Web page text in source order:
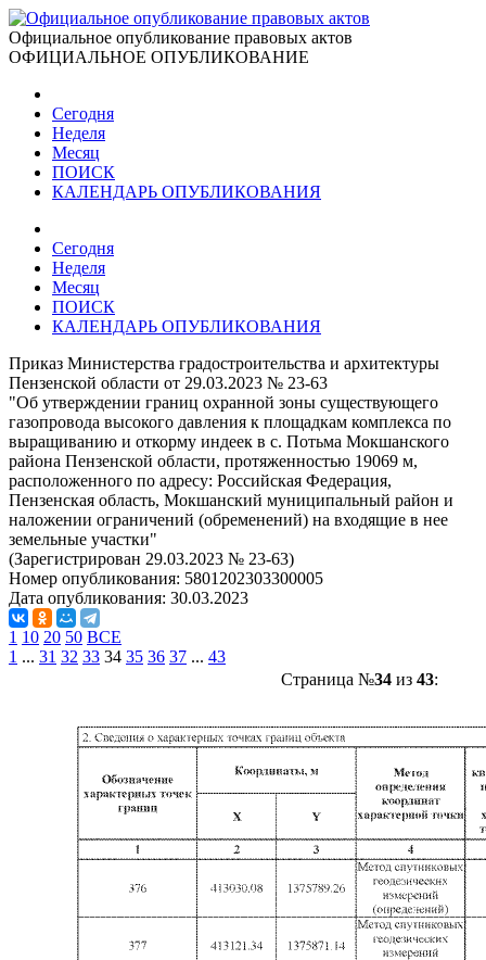
Официальное опубликование правовых актов
ОФИЦИАЛЬНОЕ ОПУБЛИКОВАНИЕ
Сегодня
Неделя
Месяц
ПОИСК
КАЛЕНДАРЬ ОПУБЛИКОВАНИЯ
Сегодня
Неделя
Месяц
ПОИСК
КАЛЕНДАРЬ ОПУБЛИКОВАНИЯ
Приказ Министерства градостроительства и архитектуры
Пензенской области от 29.03.2023 № 23-63
"Об утверждении границ охранной зоны существующего
газопровода высокого давления к площадкам комплекса по
выращиванию и откорму индеек в с. Потьма Мокшанского
района Пензенской области, протяженностью 19069 м,
расположенного по адресу: Российская Федерация,
Пензенская область, Мокшанский муниципальный район и
наложении ограничений (обременений) на входящие в нее
земельные участки"
(Зарегистрирован 29.03.2023 № 23-63)
Номер опубликования: 5801202303300005
Дата опубликования: 30.03.2023
1 10 20 50 ВСЕ
1 ... 31 32 33 34 35 36 37 ... 43
Страница №34из 43: